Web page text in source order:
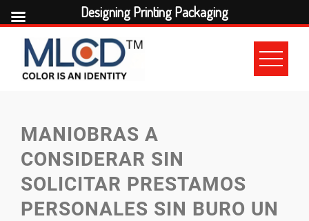
MANIOBRAS A
CONSIDERAR SIN
SOLICITAR PRESTAMOS
PERSONALES SIN BURO UN
Designing Printing Packaging